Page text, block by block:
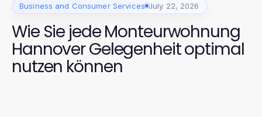
Business and Consumer Services July 22, 2026
Wie Sie jede Monteurwohnung
Hannover Gelegenheit optimal
nutzen können